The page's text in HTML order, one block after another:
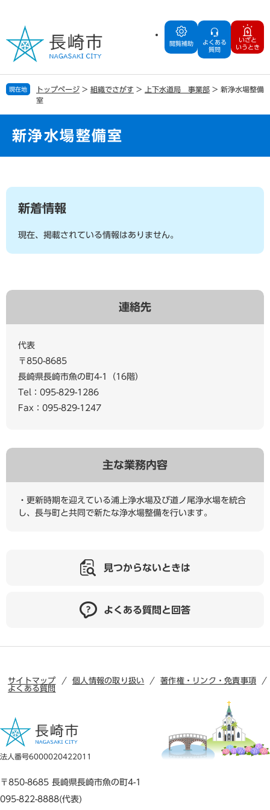
の
で
す
ー
ば
し
閲覧補助
よくある
質問
いざと
いうとき
現在地 トップページ > 組織でさがす > 上下水道局 事業部 > 新浄水場整備
室
新浄水場整備室
文
新着情報
現在、掲載されている情報はありません。
連絡先
代表
〒850-8685
長崎県長崎市魚の町4-1（16階）
Tel：095-829-1286
Fax：095-829-1247
主な業務内容
・更新時期を迎えている浦上浄水場及び道ノ尾浄水場を統合
し、長与町と共同で新たな浄水場整備を行います。
見つからないときは
よくある質問と回答
サイトマップ 個人情報の取り扱い
著作権・リンク・免責事項
よくある質問
法人番号6000020422011
〒850-8685 長崎県長崎市魚の町4-1
095-822-8888(代表)